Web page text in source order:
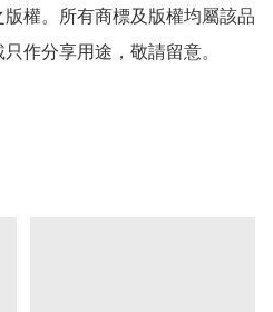
權。所有商標及版權均屬該品
作分享用途，敬請留意。